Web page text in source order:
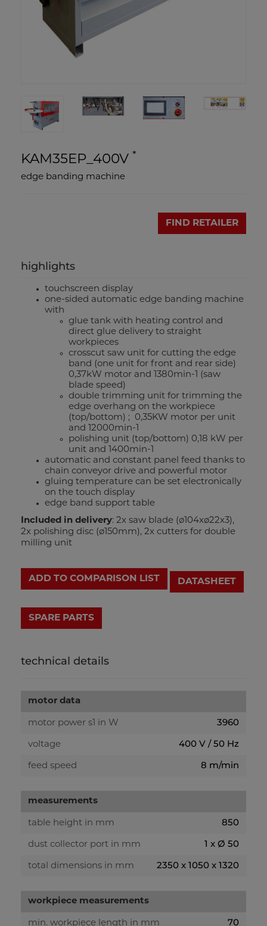
KAM35EP_400V *
edge banding machine
FIND RETAILER
highlights
touchscreen display
one-sided automatic edge banding machine
with
glue tank with heating control and
direct glue delivery to straight
workpieces
crosscut saw unit for cutting the edge
band (one unit for front and rear side)
0,37kW motor and 1380min-1 (saw
blade speed)
double trimming unit for trimming the
edge overhang on the workpiece
(top/bottom) ; 0,35KW motor per unit
and 12000min-1
polishing unit (top/bottom) 0,18 kW per
unit and 1400min-1
automatic and constant panel feed thanks to
chain conveyor drive and powerful motor
gluing temperature can be set electronically
on the touch display
edge band support table
Included in delivery: 2x saw blade (ø104xø22x3),
2x polishing disc (ø150mm), 2x cutters for double
milling unit
ADD TO COMPARISON LIST DATASHEET
technical details
motor data
motor power s1 in W 3960
voltage 400 V / 50 Hz
feed speed 8 m/min
measurements
table height in mm 850
dust collector port in mm 1 x Ø 50
total dimensions in mm 2350 x 1050 x 1320
workpiece measurements
min. workpiece length in mm 70